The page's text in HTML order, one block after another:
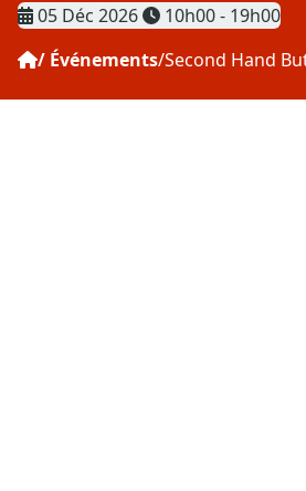
Date
05 Déc 2026 Heure
10h00 - 19h00
Événements Second Hand